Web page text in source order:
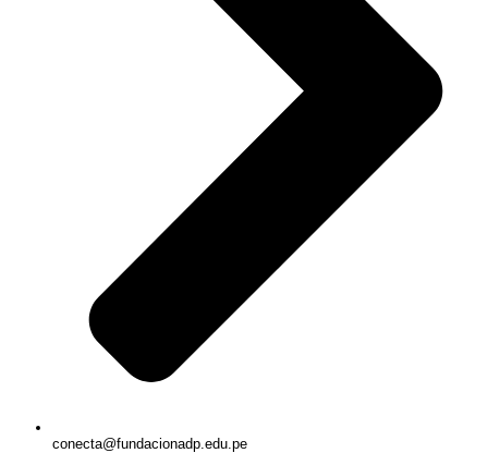
conecta@fundacionadp.edu.pe